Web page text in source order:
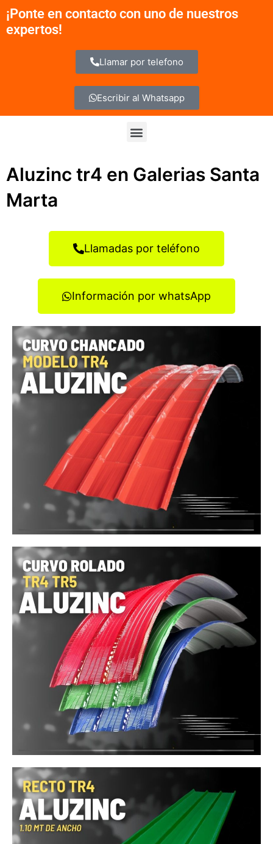
contenido
¡Ponte en contacto con uno de nuestros
expertos!
Llamar por telefono
Escribir al Whatsapp
Menu
Aluzinc tr4 en Galerias Santa
Marta
Llamadas por teléfono
Información por whatsApp